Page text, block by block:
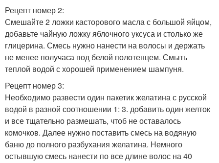
Рецепт номер 2:
Смешайте 2 ложки касторового масла с большой яйцом,
добавьте чайную ложку яблочного уксуса и столько же
глицерина. Смесь нужно нанести на волосы и держать
не менее получаса под белой полотенцем. Смыть
теплой водой с хорошей применением шампуня.
Рецепт номер 3:
Необходимо развести один пакетик желатина с русской
водой в разной соотношении 1: 3. добавить один желток
и все тщательно размешать, чтоб не оставалось
комочков. Далее нужно поставить смесь на водяную
баню до полного разбухания желатина. Немного
остывшую смесь нанести по все длине волос на 40